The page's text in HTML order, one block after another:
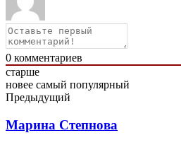
0 комментариев
старше
новее самый популярный
Предыдущий
Марина Степнова